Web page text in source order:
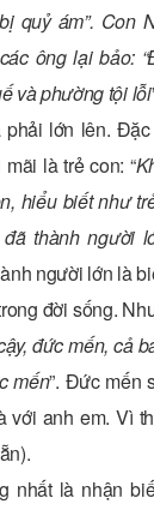
quỷ ám”. Con
ông lại bảo:
và phường tội lỗi
lớn lên.
là trẻ con: “
hiểu biết như
thành người
người lớn là
đời sống.
đức mến, cả
mến”. Đức mến
với anh em. Vì
nhất là nhận